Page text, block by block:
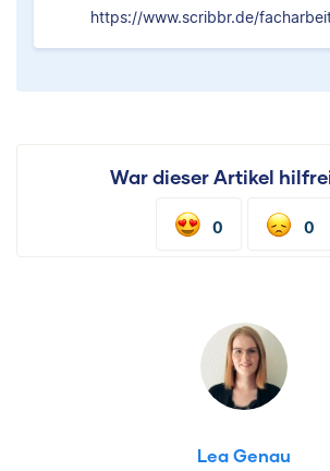
https://www.scribbr.de/
War dieser Artikel
0 0
Lea Genau